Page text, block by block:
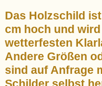
Das Holzschild
cm hoch und
wetterfesten
Andere Größen
sind auf Anfrage
Schilder selbst